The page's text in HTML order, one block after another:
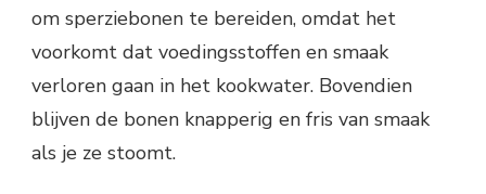
om sperziebonen te bereiden, omdat het
voorkomt dat voedingsstoffen en smaak
verloren gaan in het kookwater. Bovendien
blijven de bonen knapperig en fris van smaak
als je ze stoomt.